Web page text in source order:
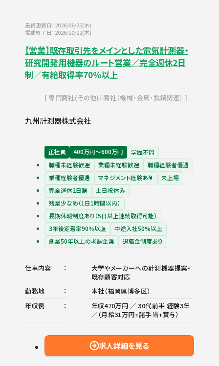
最終更新日：2026/06/25(木)
掲載終了日：2026/10/22(木)
【営業】既存取引先をメインとした電気計測器・
研究開発用機器のルート営業／完全週休2日
制／有給取得率70％以上
専門商社(その他) 商社（機械・金属・鉄鋼関連）
九州計測器株式会社
正社員 400万円〜600万円
学歴不問
職種未経験歓迎
業種未経験歓迎
職種経験者優遇
業種経験者優遇
マネジメント経験あり
未上場
完全週休2日制
土日祝休み
残業少なめ（1日1時間以内）
長期休暇制度あり（5日以上連続取得可能）
3年後定着率90％以上
中途入社50%以上
創業50年以上の老舗企業
退職金制度あり
仕事内容
大学やメーカーへの計測機器提案・
既存顧客対応
勤務地
本社（福岡県博多区）
年収例
年収470万円 ／ 30代前半 経験3年
／（月給31万円+諸手当+賞与）
求人詳細を見る